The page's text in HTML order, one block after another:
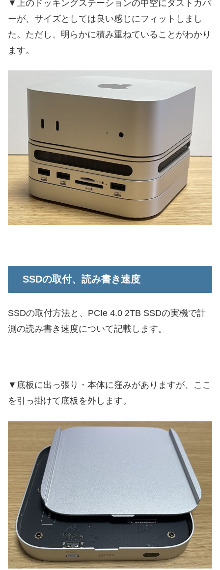
▼上のドッキングステーションの中空にダストカバ
ーが、サイズとしては良い感じにフィットしまし
た。ただし、明らかに積み重ねていることがわかり
ます。
SSDの取付、読み書き速度
SSDの取付方法と、PCIe 4.0 2TB SSDの実機で計
測の読み書き速度について記載します。
▼底板に出っ張り・本体に窪みがありますが、ここ
を引っ掛けて底板を外します。